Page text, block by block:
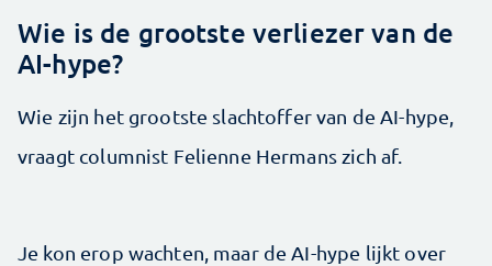
Wie is de grootste verliezer van de
AI-hype?
Wie zijn het grootste slachtoffer van de AI-hype,
vraagt columnist Felienne Hermans zich af.
Je kon erop wachten, maar de AI-hype lijkt over